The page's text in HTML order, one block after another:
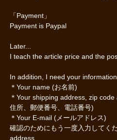
「Payment」
Payment is Paypal
Later...
I teach the article price and the
In addition, I need your
＊Your name (お名前)
＊Your shipping address, zip
住所、郵便番号、電話番号)
＊Your E-mail (メールアドレス)
確認のためにもう一度入力して
address